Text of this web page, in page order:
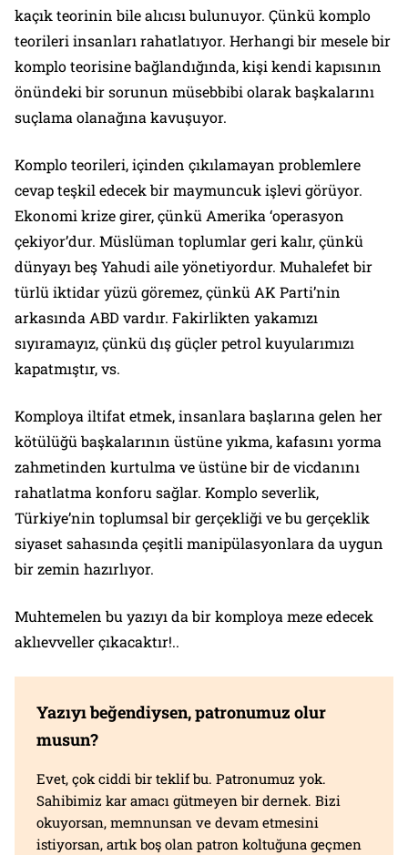
kaçık teorinin bile alıcısı bulunuyor. Çünkü komplo
teorileri insanları rahatlatıyor. Herhangi bir mesele bir
komplo teorisine bağlandığında, kişi kendi kapısının
önündeki bir sorunun müsebbibi olarak başkalarını
suçlama olanağına kavuşuyor.
Komplo teorileri, içinden çıkılamayan problemlere
cevap teşkil edecek bir maymuncuk işlevi görüyor.
Ekonomi krize girer, çünkü Amerika ‘operasyon
çekiyor’dur. Müslüman toplumlar geri kalır, çünkü
dünyayı beş Yahudi aile yönetiyordur. Muhalefet bir
türlü iktidar yüzü göremez, çünkü AK Parti’nin
arkasında ABD vardır. Fakirlikten yakamızı
sıyıramayız, çünkü dış güçler petrol kuyularımızı
kapatmıştır, vs.
Komploya iltifat etmek, insanlara başlarına gelen her
kötülüğü başkalarının üstüne yıkma, kafasını yorma
zahmetinden kurtulma ve üstüne bir de vicdanını
rahatlatma konforu sağlar. Komplo severlik,
Türkiye’nin toplumsal bir gerçekliği ve bu gerçeklik
siyaset sahasında çeşitli manipülasyonlara da uygun
bir zemin hazırlıyor.
Muhtemelen bu yazıyı da bir komploya meze edecek
aklıevveller çıkacaktır!..
Yazıyı beğendiysen, patronumuz olur
musun?
Evet, çok ciddi bir teklif bu. Patronumuz yok.
Sahibimiz kar amacı gütmeyen bir dernek. Bizi
okuyorsan, memnunsan ve devam etmesini
istiyorsan, artık boş olan patron koltuğuna geçmen